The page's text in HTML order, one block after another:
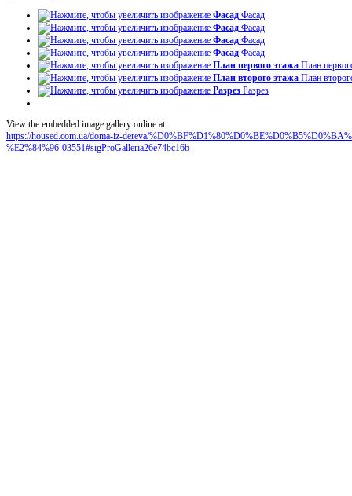
Фасад Фасад
Фасад Фасад
Фасад Фасад
Фасад Фасад
План первого этажа План
План второго этажа План
Разрез Разрез
View the embedded image gallery online at:
https://housed.com.ua/doma-iz-dereva/
%E2%84%96-03551#sigProGalleria26e74bc16b